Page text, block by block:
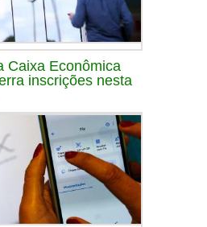
Caixa Econômica
inscrições nesta